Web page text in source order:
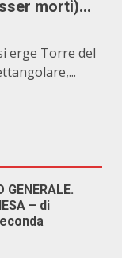
morti)…
erge Torre del
GENERALE.
– di